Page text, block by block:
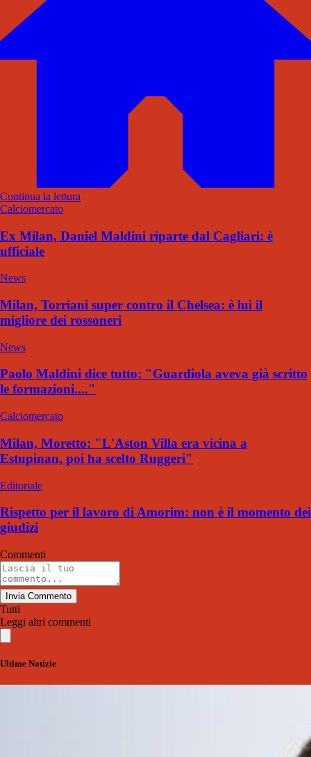
Continua la lettura
Calciomercato
Ex Milan, Daniel Maldini riparte dal Cagliari: è
ufficiale
News
Milan, Torriani super contro il Chelsea: è lui il
migliore dei rossoneri
News
Paolo Maldini dice tutto: "Guardiola aveva già scritto
le formazioni...."
Calciomercato
Milan, Moretto: "L'Aston Villa era vicina a
Estupinan, poi ha scelto Ruggeri"
Editoriale
Rispetto per il lavoro di Amorim: non è il momento dei
giudizi
Commenti
Invia Commento
Tutti
Leggi altri commenti
Ultime Notizie